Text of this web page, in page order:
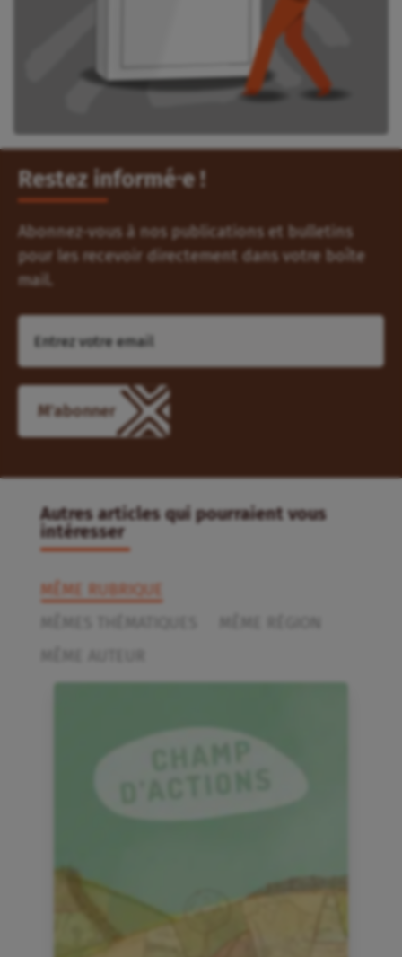
Restez informé⸱e !
Abonnez-vous à nos publications et bulletins
pour les recevoir directement dans votre boîte
mail.
M'abonner
Autres articles qui pourraient vous
intéresser
MÊME RUBRIQUE